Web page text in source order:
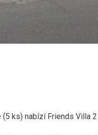
ks) nabízí Friends Villa